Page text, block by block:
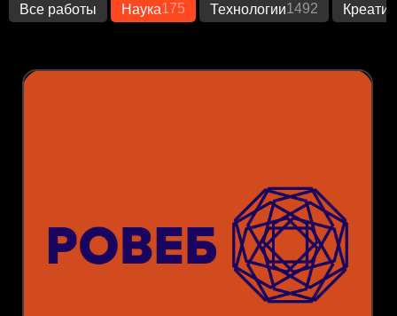
Все работы Наука175 Технологии1492 Креатив